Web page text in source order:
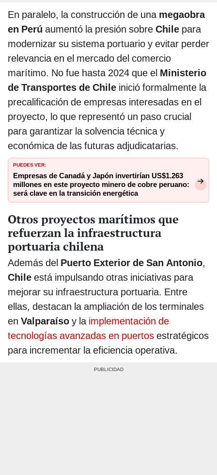
En paralelo, la construcción de una megaobra
en Perú aumentó la presión sobre Chile para
modernizar su sistema portuario y evitar perder
relevancia en el mercado del comercio
marítimo. No fue hasta 2024 que el Ministerio
de Transportes de Chile inició formalmente la
precalificación de empresas interesadas en el
proyecto, lo que representó un paso crucial
para garantizar la solvencia técnica y
económica de las futuras adjudicatarias.
PUEDES VER:
Empresas de Canadá y Japón invertirían US$1.263
millones en este proyecto minero de cobre peruano:
será clave en la transición energética
Otros proyectos marítimos que
refuerzan la infraestructura
portuaria chilena
Además del Puerto Exterior de San Antonio,
Chile está impulsando otras iniciativas para
mejorar su infraestructura portuaria. Entre
ellas, destacan la ampliación de los terminales
en Valparaíso y la implementación de
tecnologías avanzadas en puertos estratégicos
para incrementar la eficiencia operativa.